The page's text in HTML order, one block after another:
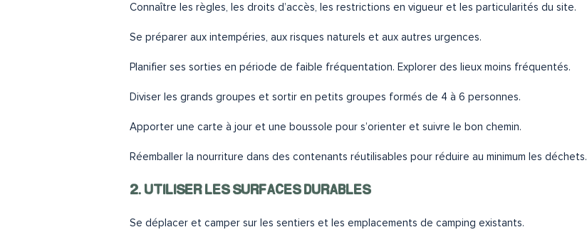
Connaître les règles, les droits d’accès, les restrictions en vigueur et les particularités du site.
Se préparer aux intempéries, aux risques naturels et aux autres urgences.
Planifier ses sorties en période de faible fréquentation. Explorer des lieux moins fréquentés.
Diviser les grands groupes et sortir en petits groupes formés de 4 à 6 personnes.
Apporter une carte à jour et une boussole pour s’orienter et suivre le bon chemin.
Réemballer la nourriture dans des contenants réutilisables pour réduire au minimum les déchets.
2. UTILISER LES SURFACES DURABLES
Se déplacer et camper sur les sentiers et les emplacements de camping existants.